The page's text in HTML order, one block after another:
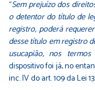
“Sem prejuízo dos
o detentor do título de
registro, poderá
desse título em registro
usucapião, nos
dispositivo foi já, no
inc. IV do art. 109 da Lei